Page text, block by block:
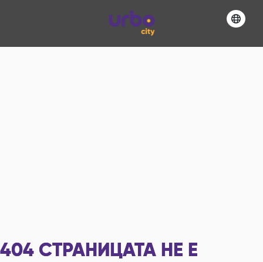
404 СТРАНИЦАТА НЕ Е